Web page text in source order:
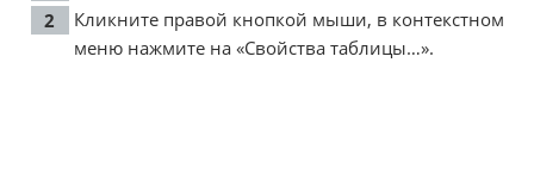
Кликните правой кнопкой мыши, в контекстном
меню нажмите на «Свойства таблицы…».